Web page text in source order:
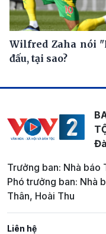
Wilfred Zaha nói
đấu, tại sao?
Trưởng ban: Nhà báo
Phó trưởng ban: Nhà
Thân, Hoài Thu
Liên hệ